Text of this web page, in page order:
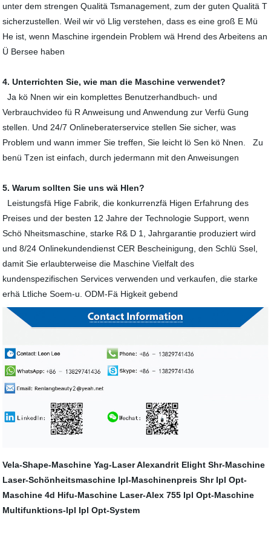
unter dem strengen Qualitä Tsmanagement, zum der guten Qualitä T
sicherzustellen. Weil wir vö Llig verstehen, dass es eine groß E Mü
He ist, wenn Maschine irgendein Problem wä Hrend des Arbeitens an
Ü Bersee haben
4. Unterrichten Sie, wie man die Maschine verwendet?
Ja kö Nnen wir ein komplettes Benutzerhandbuch- und
Verbrauchvideo fü R Anweisung und Anwendung zur Verfü Gung
stellen. Und 24/7 Onlineberaterservice stellen Sie sicher, was
Problem und wann immer Sie treffen, Sie leicht lö Sen kö Nnen. Zu
benü Tzen ist einfach, durch jedermann mit den Anweisungen
5. Warum sollten Sie uns wä Hlen?
Leistungsfä Hige Fabrik, die konkurrenzfä Higen Erfahrung des
Preises und der besten 12 Jahre der Technologie Support, wenn
Schö Nheitsmaschine, starke R& D 1, Jahrgarantie produziert wird
und 8/24 Onlinekundendienst CER Bescheinigung, den Schlü Ssel,
damit Sie erlaubterweise die Maschine Vielfalt des
kundenspezifischen Services verwenden und verkaufen, die starke
erhä Ltliche Soem-u. ODM-Fä Higkeit gebend
Vela-Shape-Maschine Yag-Laser Alexandrit Elight Shr-Maschine
Laser-Schönheitsmaschine Ipl-Maschinenpreis Shr Ipl Opt-
Maschine 4d Hifu-Maschine Laser-Alex 755 Ipl Opt-Maschine
Multifunktions-Ipl Ipl Opt-System